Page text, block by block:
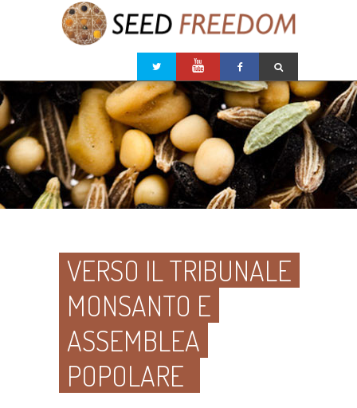
VERSO IL TRIBUNALE
MONSANTO E
ASSEMBLEA
POPOLARE